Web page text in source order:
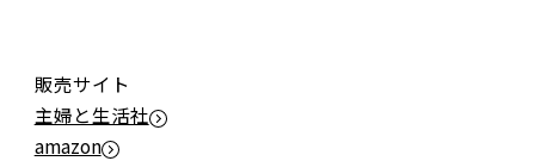
販売サイト
主婦と生活社
amazon